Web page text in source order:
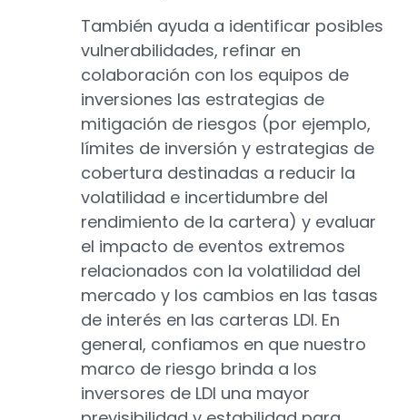
También ayuda a identificar posibles
vulnerabilidades, refinar en
colaboración con los equipos de
inversiones las estrategias de
mitigación de riesgos (por ejemplo,
límites de inversión y estrategias de
cobertura destinadas a reducir la
volatilidad e incertidumbre del
rendimiento de la cartera) y evaluar
el impacto de eventos extremos
relacionados con la volatilidad del
mercado y los cambios en las tasas
de interés en las carteras LDI. En
general, confiamos en que nuestro
marco de riesgo brinda a los
inversores de LDI una mayor